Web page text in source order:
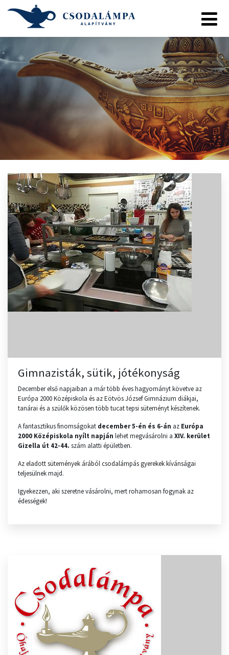
Gimnazisták, sütik, jótékonyság
December első napjaiban a már több éves hagyományt követve az
Európa 2000 Középiskola és az Eötvös József Gimnázium diákjai,
tanárai és a szülők közösen több tucat tepsi süteményt készítenek.
A fantasztikus finomságokat december 5-én és 6-án az Európa
2000 Középiskola nyílt napján lehet megvásárolni a XIV. kerület
Gizella út 42-44. szám alatti épületben.
Az eladott sütemények árából csodalámpás gyerekek kívánságai
teljesülnek majd.
Igyekezzen, aki szeretne vásárolni, mert rohamosan fogynak az
édességek!